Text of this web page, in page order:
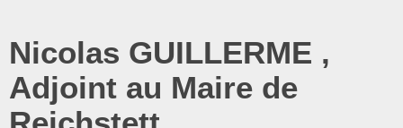
Nicolas GUILLERME ,
Adjoint au Maire de